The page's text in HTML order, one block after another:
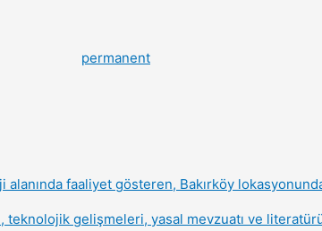
permanent
faaliyet gösteren, Bakırköy
gelişmeleri, yasal mevzuatı ve